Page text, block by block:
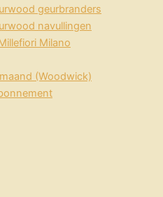
geurbranders
navullingen
Milano
(Woodwick)